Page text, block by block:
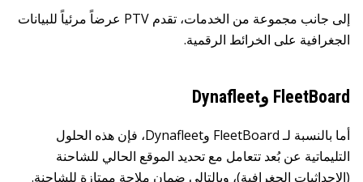
إلى جانب مجموعة من الخدمات، تقدم PTV عرضاً مرئياً للبيانات
الجغرافية على الخرائط الرقمية.
FleetBoard وDynafleet
أما بالنسبة لـ FleetBoard وDynafleet، فإن هذه الحلول
التليماتية عن بُعد تتعامل مع تحديد الموقع الحالي للشاحنة
(الإحداثيات الجغرافية)، وبالتالي ضمان ملاحة ممتازة للشاحنة.